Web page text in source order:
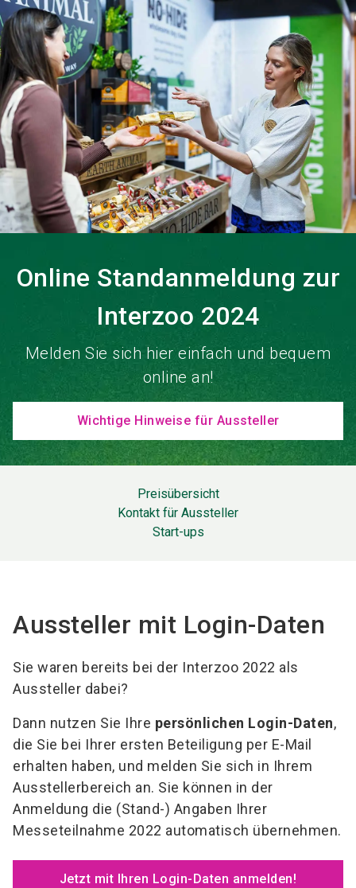
language DE
search
Online Standanmeldung zur
Interzoo 2024
Melden Sie sich hier einfach und bequem
online an!
Wichtige Hinweise für Aussteller
Preisübersicht
Kontakt für Aussteller
Start-ups
Aussteller mit Login-Daten
Sie waren bereits bei der Interzoo 2022 als
Aussteller dabei?
Dann nutzen Sie Ihre persönlichen Login-Daten,
die Sie bei Ihrer ersten Beteiligung per E-Mail
erhalten haben, und melden Sie sich in Ihrem
Ausstellerbereich an. Sie können in der
Anmeldung die (Stand-) Angaben Ihrer
Messeteilnahme 2022 automatisch übernehmen.
Jetzt mit Ihren Login-Daten anmelden!